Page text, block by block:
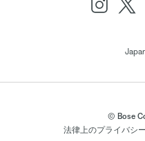
© Bose
法律上のプライバシ